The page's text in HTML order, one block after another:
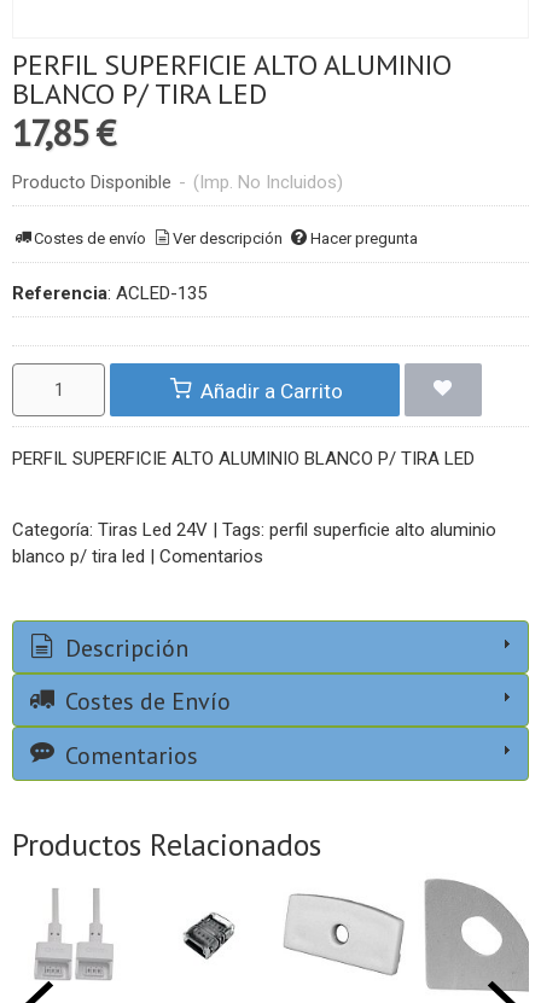
PERFIL SUPERFICIE ALTO ALUMINIO
BLANCO P/ TIRA LED
17,85 €
Producto Disponible - (Imp. No Incluidos)
Costes de envío Ver descripción Hacer pregunta
Referencia: ACLED-135
Añadir a Carrito
PERFIL SUPERFICIE ALTO ALUMINIO BLANCO P/ TIRA LED
Categoría: Tiras Led 24V | Tags: perfil superficie alto aluminio
blanco p/ tira led | Comentarios
Descripción
Costes de Envío
Comentarios
Productos Relacionados